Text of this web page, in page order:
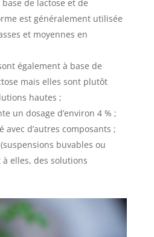
de lactose et de
est généralement utilisée
et moyennes en
également à base de
mais elles sont plutôt
hautes ;
un dosage d’environ 4 % ;
avec d’autres composants ;
buvables ou
elles, des solutions